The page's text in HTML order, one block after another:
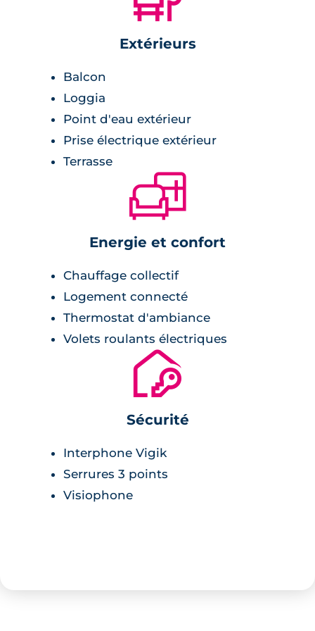
Extérieurs
Balcon
Loggia
Point d'eau extérieur
Prise électrique extérieur
Terrasse
🛋
Energie et confort
Chauffage collectif
Logement connecté
Thermostat d'ambiance
Volets roulants électriques
🔐
Sécurité
Interphone Vigik
Serrures 3 points
Visiophone